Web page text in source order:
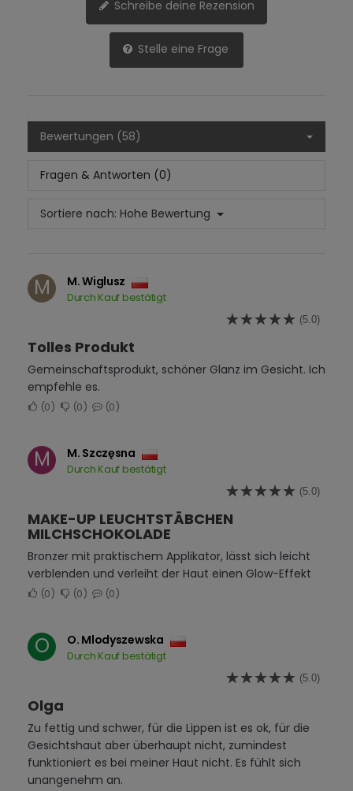
Schreibe deine Rezension
Stelle eine Frage
Bewertungen (58)
Fragen & Antworten (0)
Sortiere nach: Hohe Bewertung
M M. Wiglusz
Durch Kauf bestätigt
(5.0)
Tolles Produkt
Gemeinschaftsprodukt, schöner Glanz im Gesicht. Ich
empfehle es.
0 0 0
M M. Szczęsna
Durch Kauf bestätigt
(5.0)
MAKE-UP LEUCHTSTÄBCHEN
MILCHSCHOKOLADE
Bronzer mit praktischem Applikator, lässt sich leicht
verblenden und verleiht der Haut einen Glow-Effekt
0 0 0
O O. Mlodyszewska
Durch Kauf bestätigt
(5.0)
Olga
Zu fettig und schwer, für die Lippen ist es ok, für die
Gesichtshaut aber überhaupt nicht, zumindest
funktioniert es bei meiner Haut nicht. Es fühlt sich
unangenehm an.